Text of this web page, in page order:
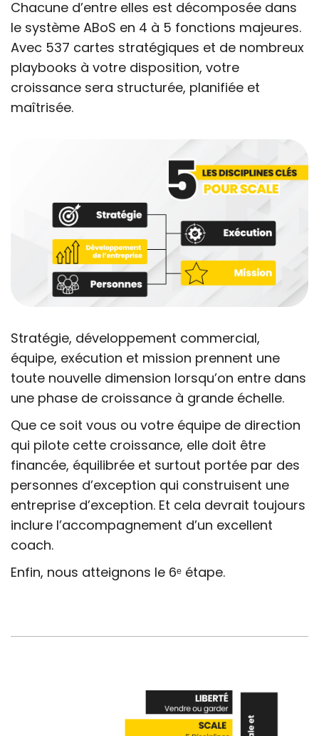
Chacune d’entre elles est décomposée dans
le système ABoS en 4 à 5 fonctions majeures.
Avec 537 cartes stratégiques et de nombreux
playbooks à votre disposition, votre
croissance sera structurée, planifiée et
maîtrisée.
Stratégie, développement commercial,
équipe, exécution et mission prennent une
toute nouvelle dimension lorsqu’on entre dans
une phase de croissance à grande échelle.
Que ce soit vous ou votre équipe de direction
qui pilote cette croissance, elle doit être
financée, équilibrée et surtout portée par des
personnes d’exception qui construisent une
entreprise d’exception. Et cela devrait toujours
inclure l’accompagnement d’un excellent
coach.
Enfin, nous atteignons le 6ᵉ étape.